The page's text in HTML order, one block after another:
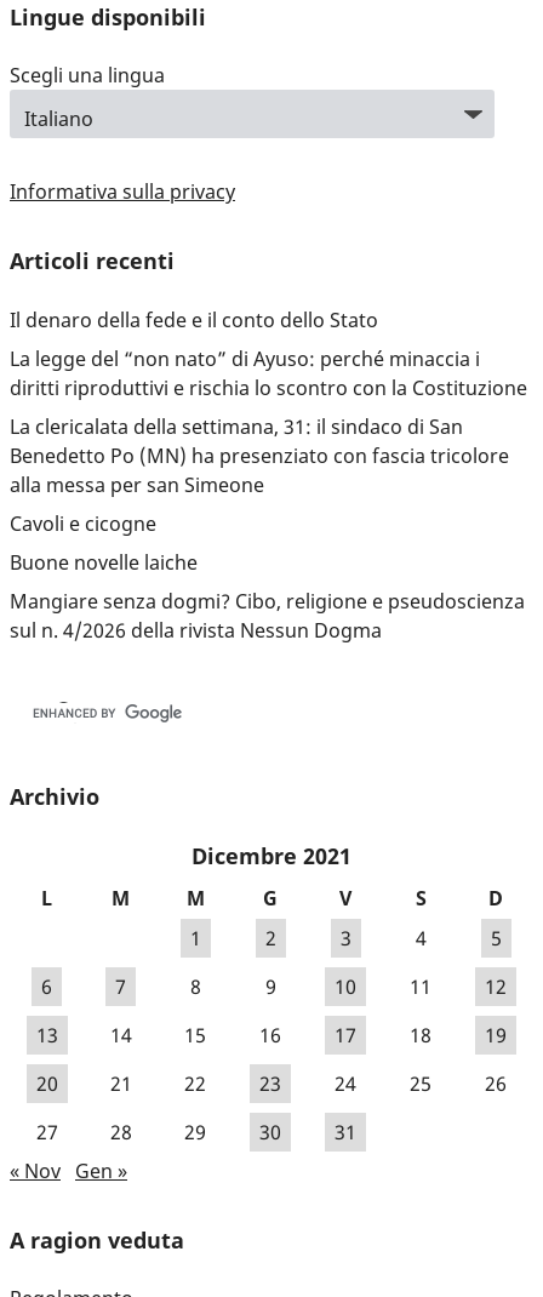
Lingue disponibili
Scegli una lingua
Informativa sulla privacy
Articoli recenti
Il denaro della fede e il conto dello Stato
La legge del “non nato” di Ayuso: perché minaccia i
diritti riproduttivi e rischia lo scontro con la Costituzione
La clericalata della settimana, 31: il sindaco di San
Benedetto Po (MN) ha presenziato con fascia tricolore
alla messa per san Simeone
Cavoli e cicogne
Buone novelle laiche
Mangiare senza dogmi? Cibo, religione e pseudoscienza
sul n. 4/2026 della rivista Nessun Dogma
Archivio
Dicembre 2021
L M M G V S
D
1
2 3 4
5
6
7 8 9 10 11
12
13
14 15 16 17 18
19
20
21 22 23 24 25
26
27
28 29 30
31
« Nov Gen »
A ragion veduta